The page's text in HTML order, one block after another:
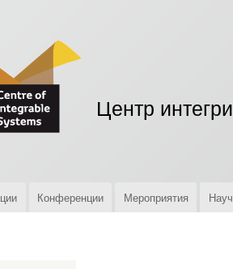
Центр
Конференции Мероприятия